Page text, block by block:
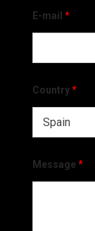
E-mail *
Country*
Message *